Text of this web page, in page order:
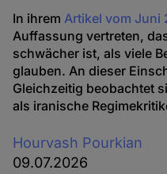
In ihrem Artikel vom Juni
Auffassung vertreten,
schwächer ist, als viele
glauben. An dieser
Gleichzeitig beobachtet
als iranische
Hourvash Pourkian
09.07.2026